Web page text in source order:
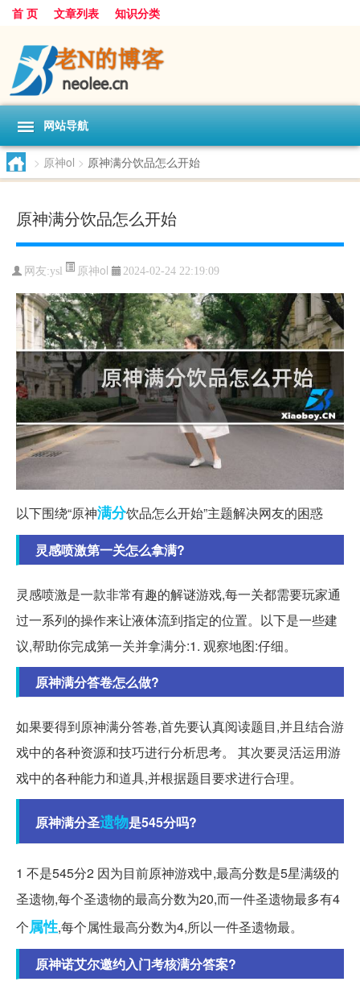
首 页 文章列表 知识分类
网站导航
> 原神ol > 原神满分饮品怎么开始
原神满分饮品怎么开始
网友:ysl 原神ol 2024-02-24 22:19:09
以下围绕“原神满分饮品怎么开始”主题解决网友的困惑
灵感喷激第一关怎么拿满?
灵感喷激是一款非常有趣的解谜游戏,每一关都需要玩家通
过一系列的操作来让液体流到指定的位置。以下是一些建
议,帮助你完成第一关并拿满分:1. 观察地图:仔细。
原神满分答卷怎么做?
如果要得到原神满分答卷,首先要认真阅读题目,并且结合游
戏中的各种资源和技巧进行分析思考。 其次要灵活运用游
戏中的各种能力和道具,并根据题目要求进行合理。
原神满分圣遗物是545分吗?
1 不是545分2 因为目前原神游戏中,最高分数是5星满级的
圣遗物,每个圣遗物的最高分数为20,而一件圣遗物最多有4
个属性,每个属性最高分数为4,所以一件圣遗物最。
原神诺艾尔邀约入门考核满分答案?